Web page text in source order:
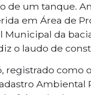
de um tanque.
em Área de
Municipal da
o laudo de
registrado como
Ambiental